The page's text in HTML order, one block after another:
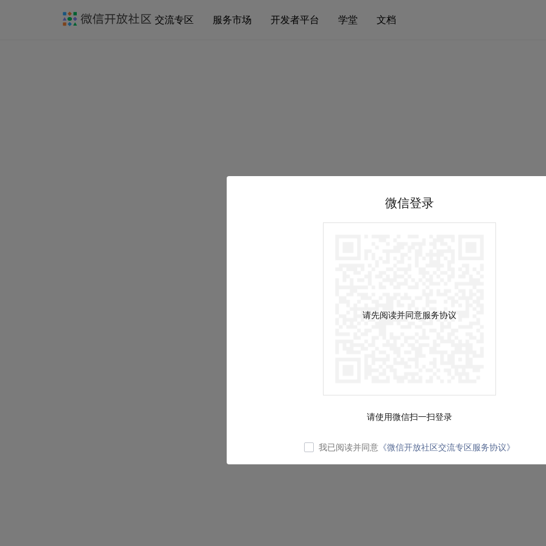
交流专区 服务市场 开发者平台 学堂 文档
微信登录
请先阅读并同意服务协议
请使用微信扫一扫登录
我已阅读并同意 《微信开放社区交流专区服务协议》